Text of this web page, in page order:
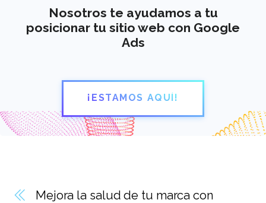
Nosotros te ayudamos a tu
posicionar tu sitio web con Google
Ads
¡ESTAMOS AQUÍ!
Mejora la salud de tu marca con